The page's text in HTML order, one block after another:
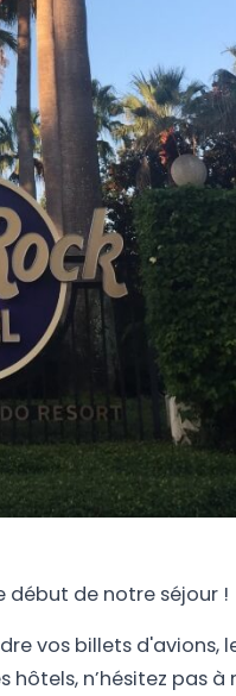
début de notre séjour !
vos billets d'avions,
hôtels, n’hésitez pas